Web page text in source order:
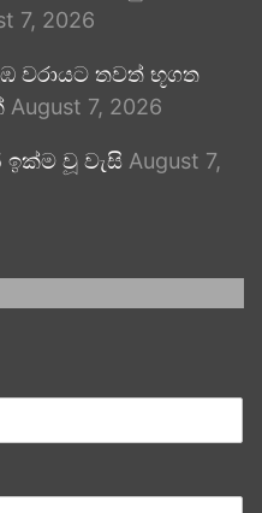
7, 2026
වරායට තවත් භූගත
August 7, 2026
ඉක්ම වූ වැසි August 7,